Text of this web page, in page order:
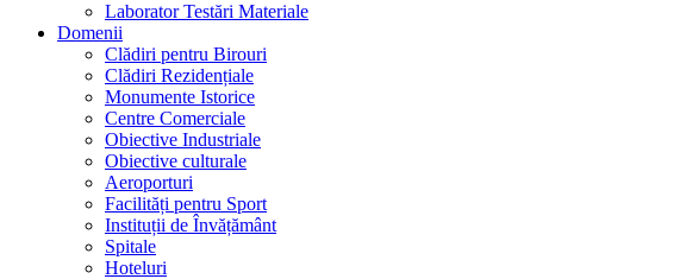
Laborator Testări Materiale
Domenii
Clădiri pentru Birouri
Clădiri Rezidențiale
Monumente Istorice
Centre Comerciale
Obiective Industriale
Obiective culturale
Aeroporturi
Facilități pentru Sport
Instituții de Învățământ
Spitale
Hoteluri